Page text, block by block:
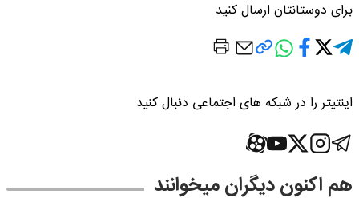
برای دوستانتان ارسال کنید
اینتیتر را در شبکه های اجتماعی دنبال کنید
هم اکنون دیگران میخوانند